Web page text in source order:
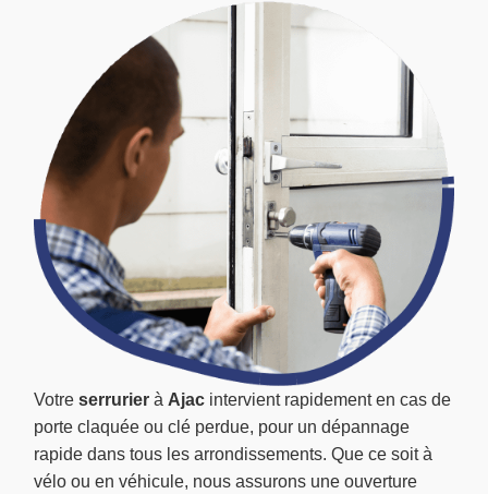
Votre serrurier à Ajac intervient rapidement en cas de
porte claquée ou clé perdue, pour un dépannage
rapide dans tous les arrondissements. Que ce soit à
vélo ou en véhicule, nous assurons une ouverture